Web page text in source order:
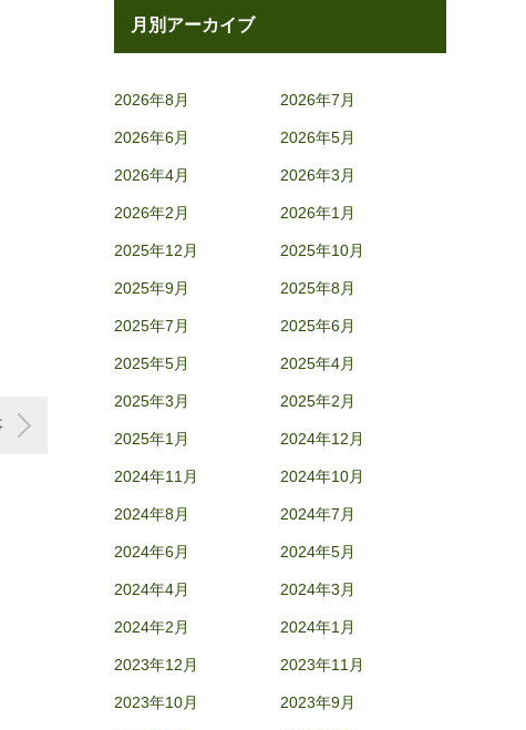
月別アーカイブ
2026年8月 2026年7月
2026年6月 2026年5月
2026年4月 2026年3月
2026年2月 2026年1月
2025年12月 2025年10月
2025年9月 2025年8月
2025年7月 2025年6月
2025年5月 2025年4月
2025年3月 2025年2月
2025年1月 2024年12月
2024年11月 2024年10月
2024年8月 2024年7月
2024年6月 2024年5月
2024年4月 2024年3月
2024年2月 2024年1月
2023年12月 2023年11月
2023年10月 2023年9月